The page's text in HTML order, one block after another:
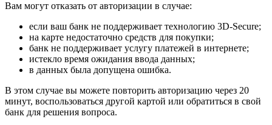
Вам могут отказать от авторизации в случае:
если ваш банк не поддерживает технологию 3D-Secure;
на карте недостаточно средств для покупки;
банк не поддерживает услугу платежей в интернете;
истекло время ожидания ввода данных;
в данных была допущена ошибка.
В этом случае вы можете повторить авторизацию через 20
минут, воспользоваться другой картой или обратиться в свой
банк для решения вопроса.